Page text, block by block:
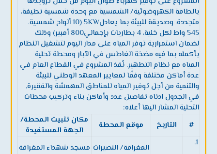
بالطاقة الكهروضوئية/ الشمسية مع وحدة شمسية نظيفة،
متجددة، وصديقة للبيئة بما يعادل5KW (10 ألواح شمسية،
545 واط لكل خلية، 4 بطاريات بإجمالي800 أمبير) وذلك
لضمان استمرارية توفر المياه على مدار اليوم لتشغيل النظام
بأكمله بما فيه مضخة الغاطس في الآبار ومحطة تحلية
المياه مع نظام التطهير. نُفذ المشروع في القطاع العام في
عدة أماكن مختلفة وفقًا لمعايير المعهد الوطني للبيئة
والتنمية من أجل توفير المياه للمناطق المهمشة والفقيرة,
في الجدول ادناه تفاصيل عدد وأماكن بناء وتركيب محطات
التحلية المشار اليها أعلاه:
#
التاريخ موقع المحطة
مكان تثبيت المحطة/
الجهة المستفيدة
1.
المغراقة/ النصيرات مسجد شهداء المغراقة